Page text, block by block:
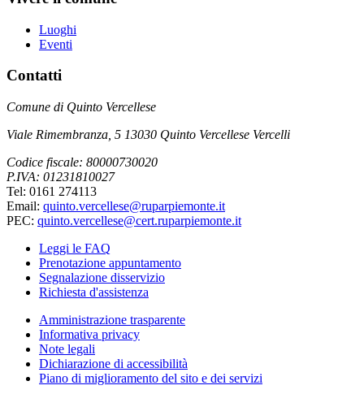
Luoghi
Eventi
Contatti
Comune di Quinto Vercellese
Viale Rimembranza, 5 13030 Quinto Vercellese Vercelli
Codice fiscale: 80000730020
P.IVA: 01231810027
Tel: 0161 274113
Email: quinto.vercellese@ruparpiemonte.it
PEC: quinto.vercellese@cert.ruparpiemonte.it
Leggi le FAQ
Prenotazione appuntamento
Segnalazione disservizio
Richiesta d'assistenza
Amministrazione trasparente
Informativa privacy
Note legali
Dichiarazione di accessibilità
Piano di miglioramento del sito e dei servizi